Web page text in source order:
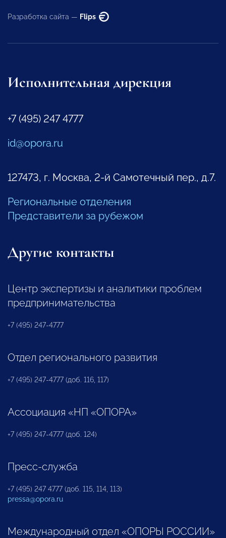
Разработка сайта — Flips
Исполнительная дирекция
+7 (495) 247 4777
id@opora.ru
127473, г. Москва, 2-й Самотечный пер., д.7.
Региональные отделения
Представители за рубежом
Другие контакты
Центр экспертизы и аналитики проблем
предпринимательства
+7 (495) 247-4777
Отдел регионального развития
+7 (495) 247-4777 (доб. 116, 117)
Ассоциация «НП «ОПОРА»
+7 (495) 247-4777 (доб. 124)
Пресс-служба
+7 (495) 247 4777 (доб. 115, 114, 113)
pressa@opora.ru
Международный отдел «ОПОРЫ РОССИИ»